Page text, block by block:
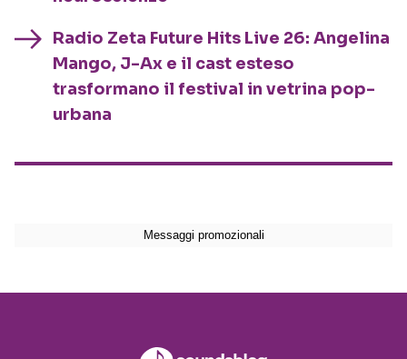
Radio Zeta Future Hits Live 26: Angelina
Mango, J-Ax e il cast esteso
trasformano il festival in vetrina pop-
urbana